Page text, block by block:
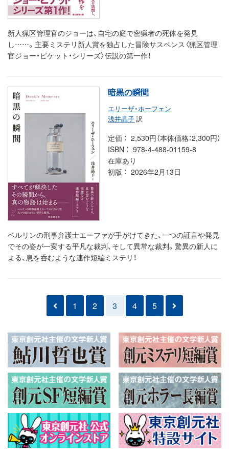
新人猟区管理官のジョーは、自宅の庭で密猟者の死体を発見
し……。主要ミステリ新人賞を独占した冒険サスペンス〈猟区管理
官ジョー・ピケット・シリーズ〉伝説の第一作！
暗黒の瞬間
エリーザ・ホーフェン
浅井晶子訳
定価
2,530円（本体価格：2,300円）
ISBN
978-4-488-01159-8
在庫あり
初版
2026年2月13日
ベルリンの刑事弁護士エーファが手がけてきた、一つの証言や発見
でその姿が一変する平凡な裁判、そして異常な裁判。驚異の新人に
よる、息を呑むような連作短編ミステリ！
1 2 3 4 5